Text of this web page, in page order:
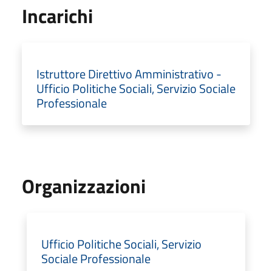
Incarichi
Istruttore Direttivo Amministrativo -
Ufficio Politiche Sociali, Servizio Sociale
Professionale
Organizzazioni
Ufficio Politiche Sociali, Servizio
Sociale Professionale